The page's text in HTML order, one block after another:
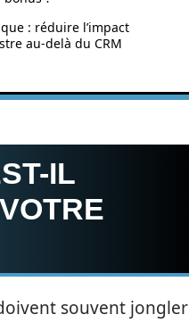
: réduire l’impact
au-delà du CRM
IL
souvent jongler